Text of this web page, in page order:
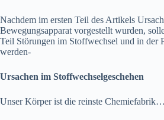
Nachdem im ersten Teil des Artikels
Bewegungsapparat vorgestellt wurden,
Teil Störungen im Stoffwechsel und in der
werden-
Ursachen im Stoffwechselgeschehen
Unser Körper ist die reinste Chemiefabrik…